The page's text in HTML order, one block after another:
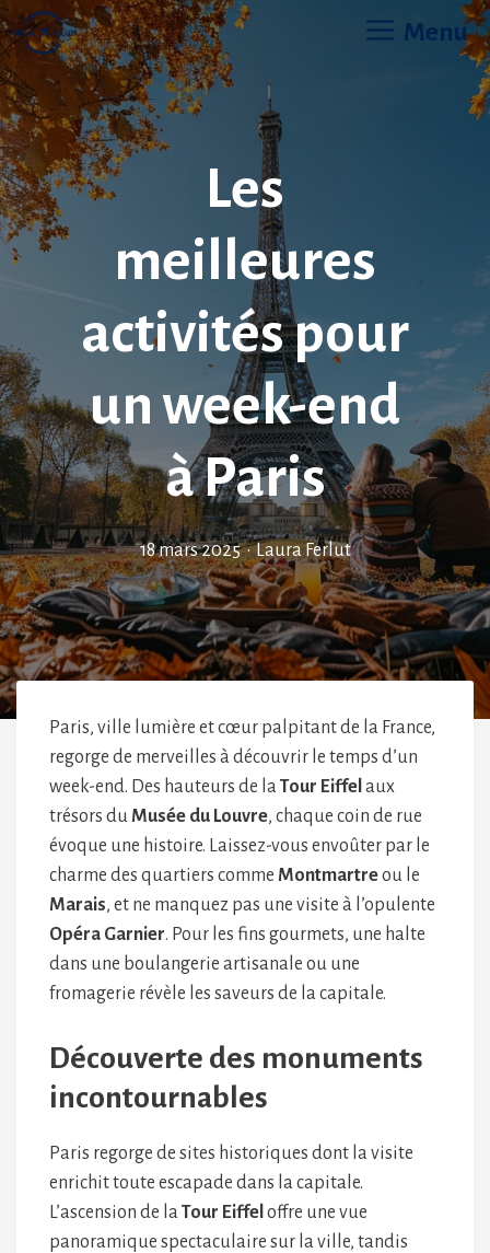
Aller
au
contenu
Menu
Les
meilleures
activités pour
un week-end
à Paris
18 mars 2025 • Laura Ferlut
Paris, ville lumière et cœur palpitant de la France,
regorge de merveilles à découvrir le temps d’un
week-end. Des hauteurs de laTour Eiffel aux
trésors duMusée du Louvre, chaque coin de rue
évoque une histoire. Laissez-vous envoûter par le
charme des quartiers comme Montmartreou le
Marais, et ne manquez pas une visite à l’opulente
Opéra Garnier. Pour les fins gourmets, une halte
dans une boulangerie artisanale ou une
fromagerie révèle les saveurs de la capitale.
Découverte des monuments
incontournables
Paris regorge de sites historiques dont la visite
enrichit toute escapade dans la capitale.
L’ascension de laTour Eiffel offre une vue
panoramique spectaculaire sur la ville, tandis